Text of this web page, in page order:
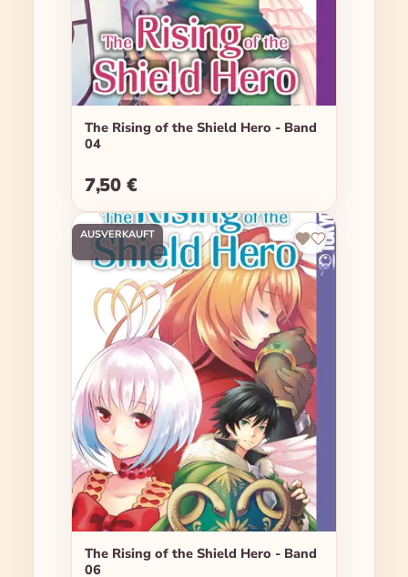
The Rising of the Shield Hero - Band
04
Regulärer Preis:
7,50 €
AUSVERKAUFT
The Rising of the Shield Hero - Band
06